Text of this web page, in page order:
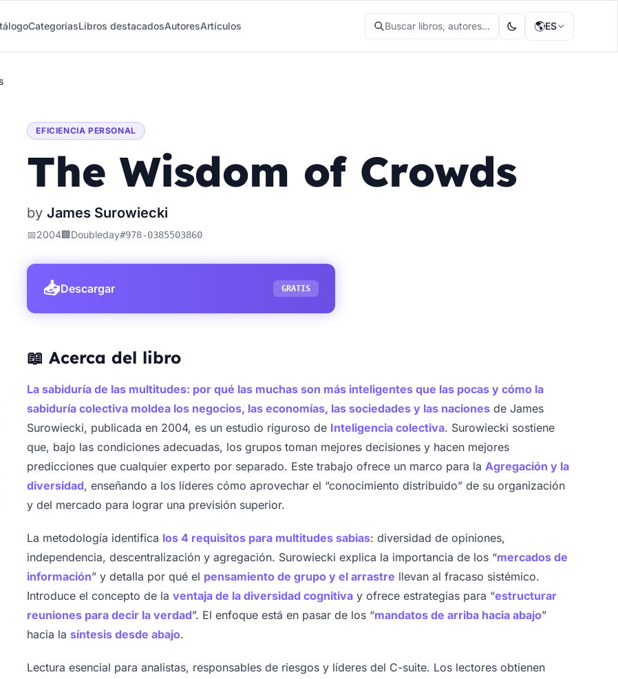
CategoríasLibros destacadosAutoresArtículos Buscar libros, autores... 🌎ES
EFICIENCIA PERSONAL
The Wisdom of Crowds
byJames Surowiecki
📅2004🏢Doubleday#978-0385503860
📥Descargar GRATIS
📖 Acerca del libro
La sabiduría de las multitudes: por qué las muchas son más inteligentes que las pocas y cómo la
sabiduría colectiva moldea los negocios, las economías, las sociedades y las naciones de James
Surowiecki, publicada en 2004, es un estudio riguroso de Inteligencia colectiva. Surowiecki sostiene
que, bajo las condiciones adecuadas, los grupos toman mejores decisiones y hacen mejores
predicciones que cualquier experto por separado. Este trabajo ofrece un marco para laAgregación y la
diversidad, enseñando a los líderes cómo aprovechar el “conocimiento distribuido” de su organización
y del mercado para lograr una previsión superior.
La metodología identifica los 4 requisitos para multitudes sabias: diversidad de opiniones,
independencia, descentralización y agregación. Surowiecki explica la importancia de los “mercados de
información” y detalla por qué el pensamiento de grupo y el arrastre llevan al fracaso sistémico.
Introduce el concepto de laventaja de la diversidad cognitiva y ofrece estrategias para “estructurar
reuniones para decir la verdad”. El enfoque está en pasar de los “mandatos de arriba hacia abajo”
hacia la síntesis desde abajo.
Lectura esencial para analistas, responsables de riesgos y líderes del C-suite. Los lectores obtienen